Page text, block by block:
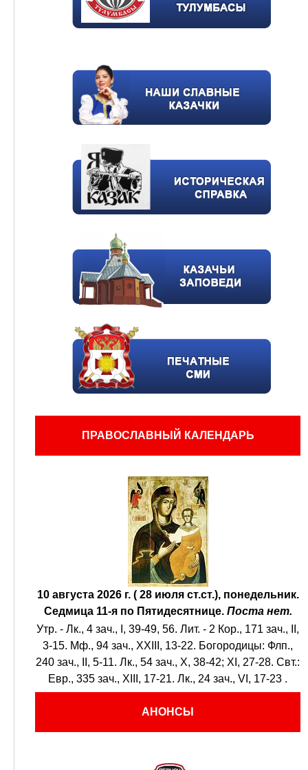
ПРАВОСЛАВНЫЙ КАЛЕНДАРЬ
10 августа 2026 г. ( 28 июля ст.ст.), понедельник.
Седмица 11-я по Пятидесятнице. Поста нет.
Утр. - Лк., 4 зач., I, 39-49, 56. Лит. - 2 Кор., 171 зач., II,
3-15. Мф., 94 зач., XXIII, 13-22. Богородицы: Флп.,
240 зач., II, 5-11. Лк., 54 зач., X, 38-42; XI, 27-28. Свт.:
Евр., 335 зач., XIII, 17-21. Лк., 24 зач., VI, 17-23 .
АНОНСЫ